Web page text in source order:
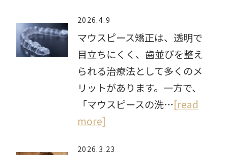
2026.4.9
マウスピース矯正は、透明で
目立ちにくく、歯並びを整え
られる治療法として多くのメ
リットがあります。一方で、
「マウスピースの洗…[read
more]
2026.3.23